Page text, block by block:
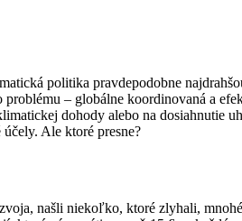
politika pravdepodobne
– globálne koordinovaná a
dohody alebo na dosiahnutie
Ale ktoré presne?
našli niekoľko, ktoré zlyhali,